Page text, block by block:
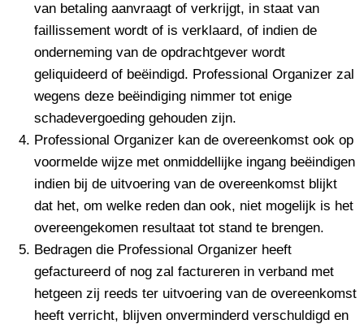
van betaling aanvraagt of verkrijgt, in staat van
faillissement wordt of is verklaard, of indien de
onderneming van de opdrachtgever wordt
geliquideerd of beëindigd. Professional Organizer zal
wegens deze beëindiging nimmer tot enige
schadevergoeding gehouden zijn.
Professional Organizer kan de overeenkomst ook op
voormelde wijze met onmiddellijke ingang beëindigen
indien bij de uitvoering van de overeenkomst blijkt
dat het, om welke reden dan ook, niet mogelijk is het
overeengekomen resultaat tot stand te brengen.
Bedragen die Professional Organizer heeft
gefactureerd of nog zal factureren in verband met
hetgeen zij reeds ter uitvoering van de overeenkomst
heeft verricht, blijven onverminderd verschuldigd en